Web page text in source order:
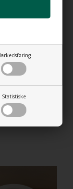
Statistiske
hvit porselen